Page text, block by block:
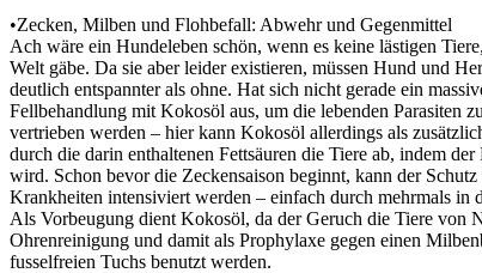
•Zecken, Milben und Flohbefall: Abwehr und Gegenmittel
Ach wäre ein Hundeleben schön, wenn es keine lästigen
Welt gäbe. Da sie aber leider existieren, müssen Hund und
deutlich entspannter als ohne. Hat sich nicht gerade ein
Fellbehandlung mit Kokosöl aus, um die lebenden Parasiten
vertrieben werden – hier kann Kokosöl allerdings als
durch die darin enthaltenen Fettsäuren die Tiere ab, indem
wird. Schon bevor die Zeckensaison beginnt, kann der
Krankheiten intensiviert werden – einfach durch mehrmals in
Als Vorbeugung dient Kokosöl, da der Geruch die Tiere von
Ohrenreinigung und damit als Prophylaxe gegen einen
fusselfreien Tuchs benutzt werden.